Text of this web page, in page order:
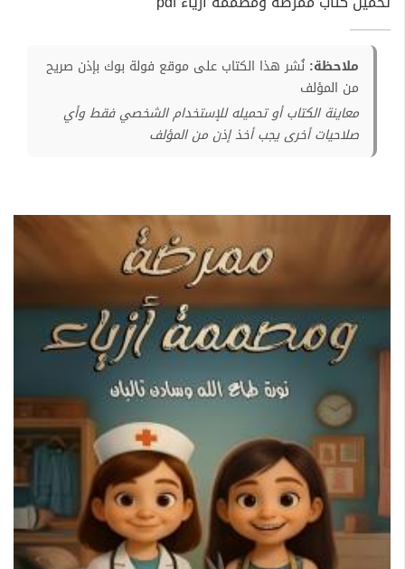
ملاحظة: نُشر هذا الكتاب على موقع فولة بوك بإذن صريح
من المؤلف
معاينة الكتاب أو تحميله للإستخدام الشخصي فقط وأي
صلاحيات أخرى يجب أخذ إذن من المؤلف